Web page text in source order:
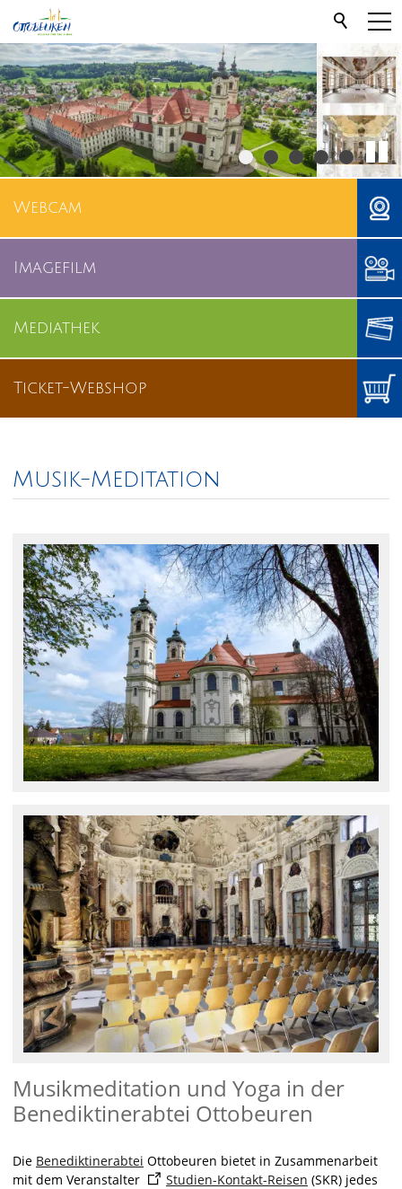
Webcam
Imagefilm
Mediathek
Ticket-Webshop
Musik-Meditation
Musikmeditation und Yoga in der
Benediktinerabtei Ottobeuren
Die Benediktinerabtei Ottobeuren bietet in Zusammenarbeit
mit dem Veranstalter
Studien-Kontakt-Reisen (SKR) jedes